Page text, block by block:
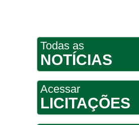
Todas as
NOTÍCIAS
Acessar
LICITAÇÕES